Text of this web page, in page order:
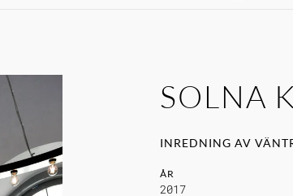
SOLNA
INREDNING AV
ÅR
2017